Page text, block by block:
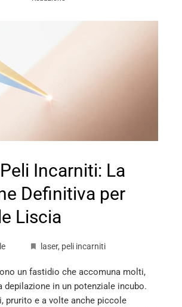
Incarniti: La
Definitiva per
Liscia
laser, peli incarniti
un fastidio che accomuna molti,
depilazione in un potenziale incubo.
prurito e a volte anche piccole